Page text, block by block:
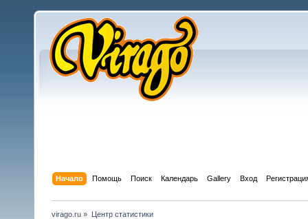
Начало Помощь Поиск Календарь Gallery Вход
virago.ru » Центр статистики